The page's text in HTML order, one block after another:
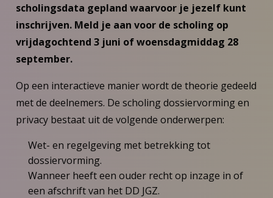
scholingsdata gepland waarvoor je jezelf kunt
inschrijven. Meld je aan voor de scholing op
vrijdagochtend 3 juni of woensdagmiddag 28
september.
Op een interactieve manier wordt de theorie gedeeld
met de deelnemers. De scholing dossiervorming en
privacy bestaat uit de volgende onderwerpen:
Wet- en regelgeving met betrekking tot
dossiervorming.
Wanneer heeft een ouder recht op inzage in of
een afschrift van het DD JGZ.